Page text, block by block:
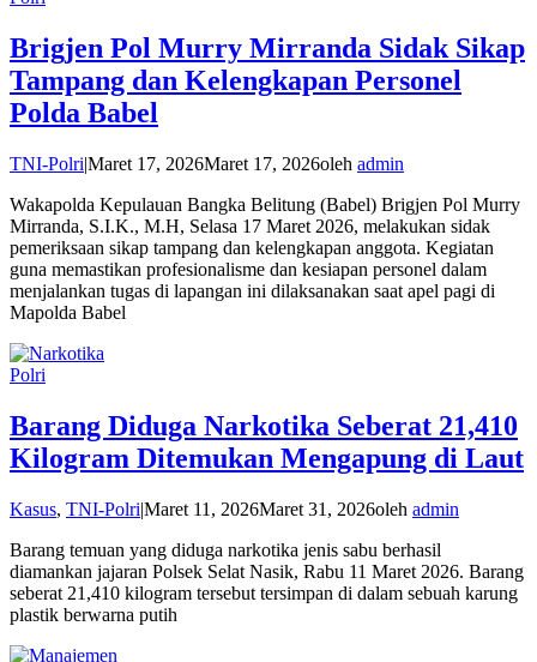
Brigjen Pol Murry Mirranda Sidak Sikap
Tampang dan Kelengkapan Personel
Polda Babel
TNI-Polri|Maret 17, 2026Maret 17, 2026oleh admin
Wakapolda Kepulauan Bangka Belitung (Babel) Brigjen Pol Murry
Mirranda, S.I.K., M.H, Selasa 17 Maret 2026, melakukan sidak
pemeriksaan sikap tampang dan kelengkapan anggota. Kegiatan
guna memastikan profesionalisme dan kesiapan personel dalam
menjalankan tugas di lapangan ini dilaksanakan saat apel pagi di
Mapolda Babel
Polri
Barang Diduga Narkotika Seberat 21,410
Kilogram Ditemukan Mengapung di Laut
Kasus, TNI-Polri|Maret 11, 2026Maret 31, 2026oleh admin
Barang temuan yang diduga narkotika jenis sabu berhasil
diamankan jajaran Polsek Selat Nasik, Rabu 11 Maret 2026. Barang
seberat 21,410 kilogram tersebut tersimpan di dalam sebuah karung
plastik berwarna putih